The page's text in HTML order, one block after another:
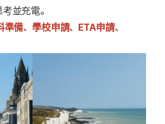
並充電。
備、學校申請、ETA申請、